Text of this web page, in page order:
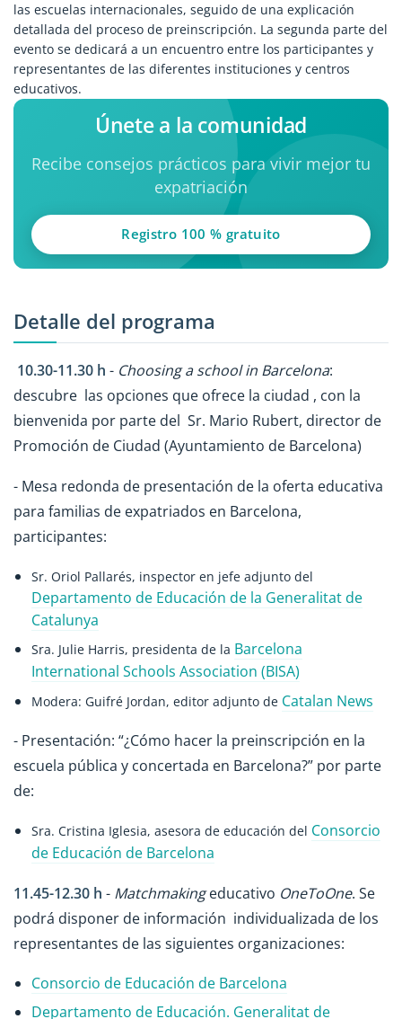
las escuelas internacionales, seguido de una explicación
detallada del proceso de preinscripción. La segunda parte del
evento se dedicará a un encuentro entre los participantes y
representantes de las diferentes instituciones y centros
educativos.
Únete a la comunidad
Recibe consejos prácticos para vivir mejor tu
expatriación
Registro 100 % gratuito
Detalle del programa
10.30-11.30 h - Choosing a school in Barcelona:
descubre las opciones que ofrece la ciudad , con la
bienvenida por parte del Sr. Mario Rubert, director de
Promoción de Ciudad (Ayuntamiento de Barcelona)
- Mesa redonda de presentación de la oferta educativa
para familias de expatriados en Barcelona,
participantes:
Sr. Oriol Pallarés, inspector en jefe adjunto del
Departamento de Educación de la Generalitat de
Catalunya
Sra. Julie Harris, presidenta de la Barcelona
International Schools Association (BISA)
Modera: Guifré Jordan, editor adjunto de Catalan News
- Presentación: “¿Cómo hacer la preinscripción en la
escuela pública y concertada en Barcelona?” por parte
de:
Sra. Cristina Iglesia, asesora de educación del Consorcio
de Educación de Barcelona
11.45-12.30 h - Matchmakingeducativo OneToOne. Se
podrá disponer de información individualizada de los
representantes de las siguientes organizaciones:
Consorcio de Educación de Barcelona
Departamento de Educación. Generalitat de